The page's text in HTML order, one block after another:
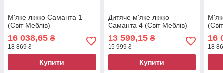
М'яке ліжко Саманта 1
(Світ Меблів)
16 038,65 ₴
18 869 ₴
Купити
Дитяче м'яке ліжко
Саманта 4 (Світ Меблів)
13 599,15₴
15 999 ₴
Купити
16
18